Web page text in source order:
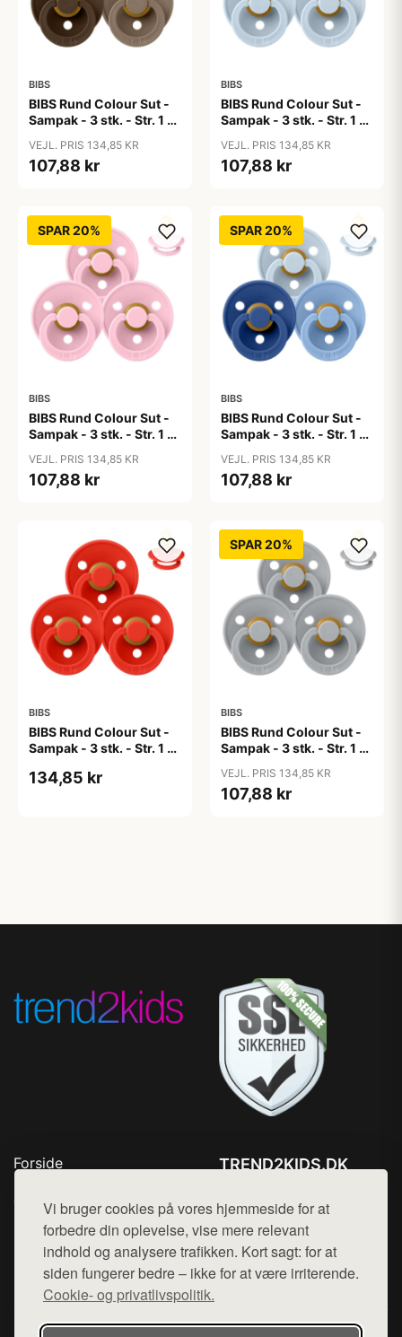
Vi bruger cookies på vores hjemmeside for at
forbedre din oplevelse, vise mere relevant
indhold og analysere trafikken. Kort sagt: for at
siden fungerer bedre – ikke for at være irriterende.
Cookie- og privatlivspolitik.
BIBS
BIBS Rund Colour Sut -
Sampak - 3 stk. - Str. 1 -
VEJL. PRIS 134,85 KR
107,88 kr
BIBS
BIBS Rund Colour Sut -
Sampak - 3 stk. - Str. 1 -
VEJL. PRIS 134,85 KR
107,88 kr
SPAR 20%
BIBS
BIBS Rund Colour Sut -
Sampak - 3 stk. - Str. 1 -
VEJL. PRIS 134,85 KR
107,88 kr
SPAR 20%
BIBS
BIBS Rund Colour Sut -
Sampak - 3 stk. - Str. 1 -
VEJL. PRIS 134,85 KR
107,88 kr
BIBS
BIBS Rund Colour Sut -
Sampak - 3 stk. - Str. 1 -
134,85 kr
SPAR 20%
BIBS
BIBS Rund Colour Sut -
Sampak - 3 stk. - Str. 1 -
VEJL. PRIS 134,85 KR
107,88 kr
Forside
Top Rabatter
Blog
Kontakt
TREND2KIDS.DK
Mail: hej@want.dk
Cookie- og privatlivspolitik